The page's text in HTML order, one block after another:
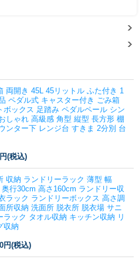
両開き 45L 45リットル ふた付き 1
ペダル式 キャスター付き ごみ箱
ボックス 足踏み ペダルペール シン
しゃれ 高級感 角型 縦型 長方形 棚
ンター下 レンジ台 すきま 2分別 台
(税込)
収納 ランドリーラック 薄型 幅
行30cm 高さ160cm ランドリー収
ラック ランドリーボックス 高さ調
所収納 洗面所 脱衣所 脱衣場 サニ
ラック タオル収納 キッチン収納 リ
収納
円(税込)